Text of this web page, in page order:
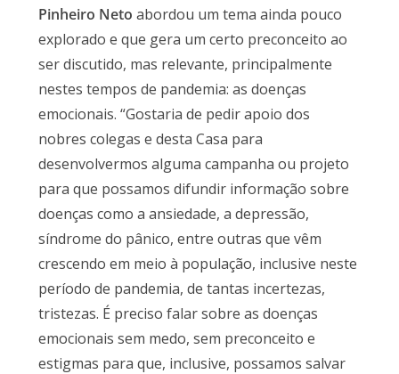
Pinheiro Neto abordou um tema ainda pouco
explorado e que gera um certo preconceito ao
ser discutido, mas relevante, principalmente
nestes tempos de pandemia: as doenças
emocionais. “Gostaria de pedir apoio dos
nobres colegas e desta Casa para
desenvolvermos alguma campanha ou projeto
para que possamos difundir informação sobre
doenças como a ansiedade, a depressão,
síndrome do pânico, entre outras que vêm
crescendo em meio à população, inclusive neste
período de pandemia, de tantas incertezas,
tristezas. É preciso falar sobre as doenças
emocionais sem medo, sem preconceito e
estigmas para que, inclusive, possamos salvar